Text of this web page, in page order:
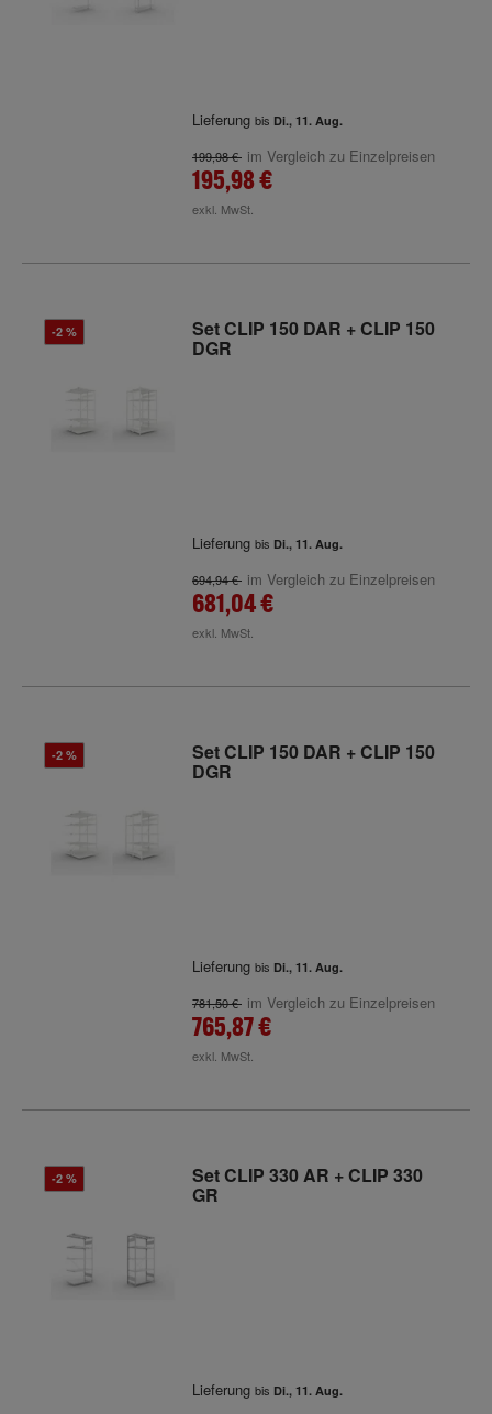
Lieferung bis Di., 11. Aug.
199,98 € im Vergleich zu Einzelpreisen
195,98 €
exkl. MwSt.
-2 % Set CLIP 150 DAR + CLIP 150
DGR
Lieferung bis Di., 11. Aug.
694,94 € im Vergleich zu Einzelpreisen
681,04 €
exkl. MwSt.
-2 % Set CLIP 150 DAR + CLIP 150
DGR
Lieferung bis Di., 11. Aug.
781,50 € im Vergleich zu Einzelpreisen
765,87 €
exkl. MwSt.
-2 % Set CLIP 330 AR + CLIP 330
GR
Lieferung bis Di., 11. Aug.